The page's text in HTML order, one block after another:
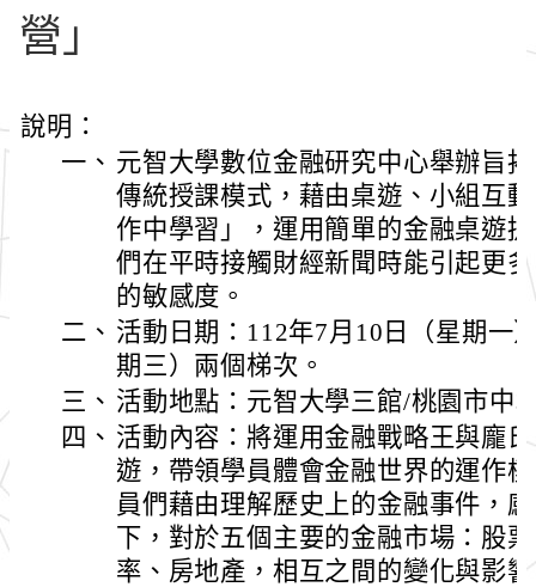
營」
說明：
一、 元智大學數位金融研究中心舉辦旨
傳統授課模式，藉由桌遊、小組互
作中學習」，運用簡單的金融桌遊
們在平時接觸財經新聞時能引起更
的敏感度。
二、 活動日期：112年7月10日（星期一
期三）兩個梯次。
三、 活動地點：元智大學三館/桃園市中
四、 活動內容：將運用金融戰略王與龐
遊，帶領學員體會金融世界的運作
員們藉由理解歷史上的金融事件，
下，對於五個主要的金融市場：股
率、房地產，相互之間的變化與影